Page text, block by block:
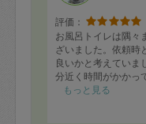
評価：
お風呂トイレは隅々
ざいました。依頼時
良いかと考えていま
分近く時間がかかっ
のストックは材料
が、時間配分や分
もっと見る